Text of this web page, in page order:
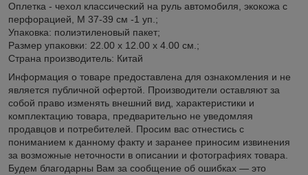
Оплетка - чехол классический на руль автомобиля, экокожа с
перфорацией, М 37-39 см -1 уп.;
Упаковка: полиэтиленовый пакет;
Размер упаковки: 22.00 х 12.00 х 4.00 см.;
Страна производитель: Китай
Информация о товаре предоставлена для ознакомления и не
является публичной офертой. Производители оставляют за
собой право изменять внешний вид, характеристики и
комплектацию товара, предварительно не уведомляя
продавцов и потребителей. Просим вас отнестись с
пониманием к данному факту и заранее приносим извинения
за возможные неточности в описании и фотографиях товара.
Будем благодарны Вам за сообщение об ошибках — это